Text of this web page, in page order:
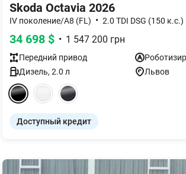
Skoda Octavia 2026
IV поколение/A8 (FL) • 2.0 TDI DSG (150 к.с.)
34 698 $ • 1 547 200 грн
Передний привод
Дизель, 2.0 л Львов
Доступный кредит